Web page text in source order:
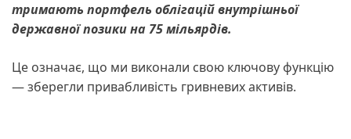
тримають портфель облігацій внутрішньої
державної позики на 75 мільярдів.
Це означає, що ми виконали свою ключову функцію
— зберегли привабливість гривневих активів.